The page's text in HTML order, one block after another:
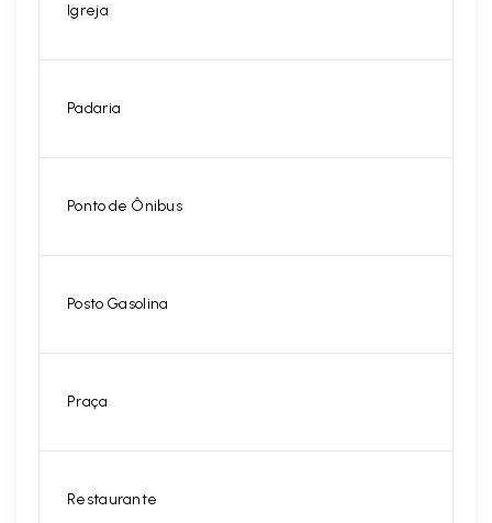
Igreja
Padaria
Ponto de Ônibus
Posto Gasolina
Praça
Restaurante